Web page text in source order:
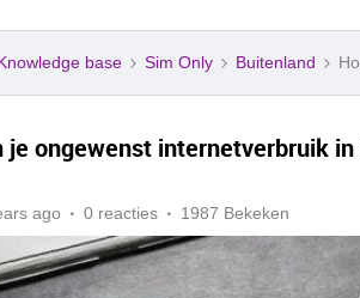
base Sim Only Buitenland
je ongewenst internetverbruik
ago 0 reacties 1987 Bekeken